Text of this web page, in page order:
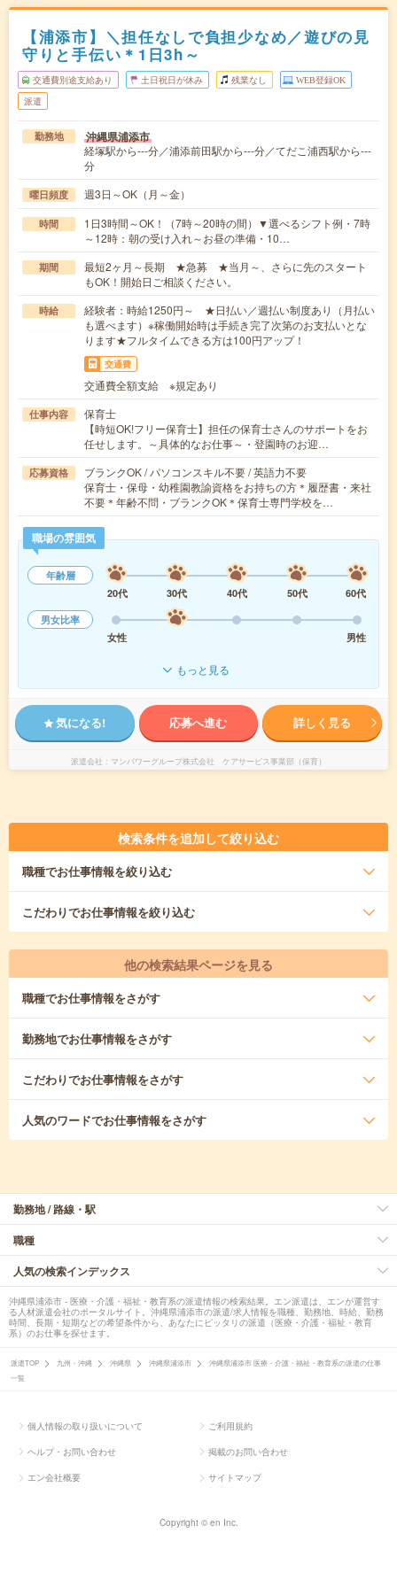
【浦添市】＼担任なしで負担少なめ／遊びの見
守りと手伝い＊1日3h～
交通費別途支給あり 土日祝日が休み 残業なし WEB登録OK
派遣
勤務地 沖縄県浦添市
経塚駅から---分／浦添前田駅から---分／てだこ浦西駅から---
分
曜日頻度 週3日～OK（月～金）
時間
1日3時間～OK！（7時～20時の間）▼選べるシフト例・7時
～12時：朝の受け入れ～お昼の準備・10…
期間
最短2ヶ月～長期 ★急募 ★当月～、さらに先のスタート
もOK！開始日ご相談ください。
時給
経験者：時給1250円～ ★日払い／週払い制度あり（月払い
も選べます）※稼働開始時は手続き完了次第のお支払いとな
ります★フルタイムできる方は100円アップ！
交通費
交通費全額支給 ※規定あり
仕事内容
保育士
【時短OK!フリー保育士】担任の保育士さんのサポートをお
任せします。～具体的なお仕事～・登園時のお迎…
応募資格
ブランクOK / パソコンスキル不要 / 英語力不要
保育士・保母・幼稚園教諭資格をお持ちの方＊履歴書・来社
不要＊年齢不問・ブランクOK＊保育士専門学校を…
職場の雰囲気
年齢層
20代
30代 40代 50代
60代
男女比率
女性
男性
もっと見る
気になる! 応募へ進む 詳しく見る
派遣会社 マンパワーグループ株式会社 ケアサービス事業部（保育）
検索条件を追加して絞り込む
職種でお仕事情報を絞り込む
こだわりでお仕事情報を絞り込む
他の検索結果ページを見る
職種でお仕事情報をさがす
勤務地でお仕事情報をさがす
こだわりでお仕事情報をさがす
人気のワードでお仕事情報をさがす
勤務地 / 路線・駅
職種
人気の検索インデックス
沖縄県浦添市 - 医療・介護・福祉・教育系の派遣情報の検索結果。エン派遣は、エンが運営す
る人材派遣会社のポータルサイト。沖縄県浦添市の派遣/求人情報を職種、勤務地、時給、勤務
時間、長期・短期などの希望条件から、あなたにピッタリの派遣（医療・介護・福祉・教育
系）のお仕事を探せます。
派遣TOP 九州・沖縄 沖縄県 沖縄県浦添市
沖縄県浦添市 医療・介護・福祉・教育系の派遣の仕事
一覧
個人情報の取り扱いについて ご利用規約
ヘルプ・お問い合わせ 掲載のお問い合わせ
エン会社概要 サイトマップ
Copyright © en Inc.